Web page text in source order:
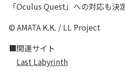
「Oculus Quest」への対応も決
© AMATA K.K. / LL Project
■関連サイト
Last Labyrinth